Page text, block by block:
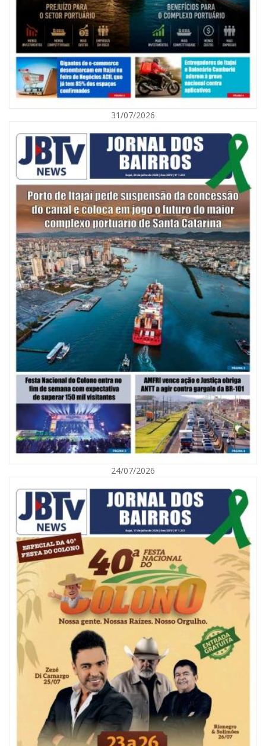
08/08/2026 | 07:00
Agosto Laranja mobiliza Navegantes com ações de prevenção de
deficiências e inclusão social
BALNEÁRIO CAMBORIÚ
08/08/2026 | 07:00
Saúde de BC abre inscrições para Oficina Regional de Qualidade em
Vigilância Sanitária
PENHA
08/08/2026 | 07:00
Reservatórios de Penha são higienizados com ajuda de mergulhadores e
sem interrupção no abastecimento
31/07/2026
24/07/2026